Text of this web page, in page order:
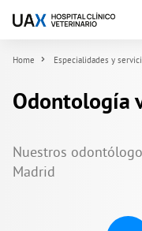
Home Especialidades y
Odontología
Nuestros
Madrid